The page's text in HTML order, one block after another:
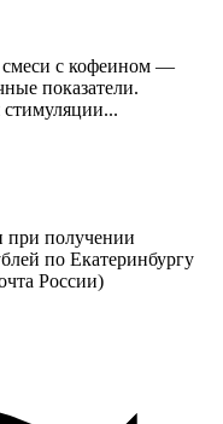
смеси с кофеином —
показатели.
при получении
по Екатеринбургу
России)